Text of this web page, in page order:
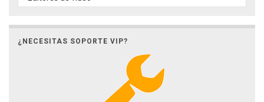
¿NECESITAS SOPORTE VIP?